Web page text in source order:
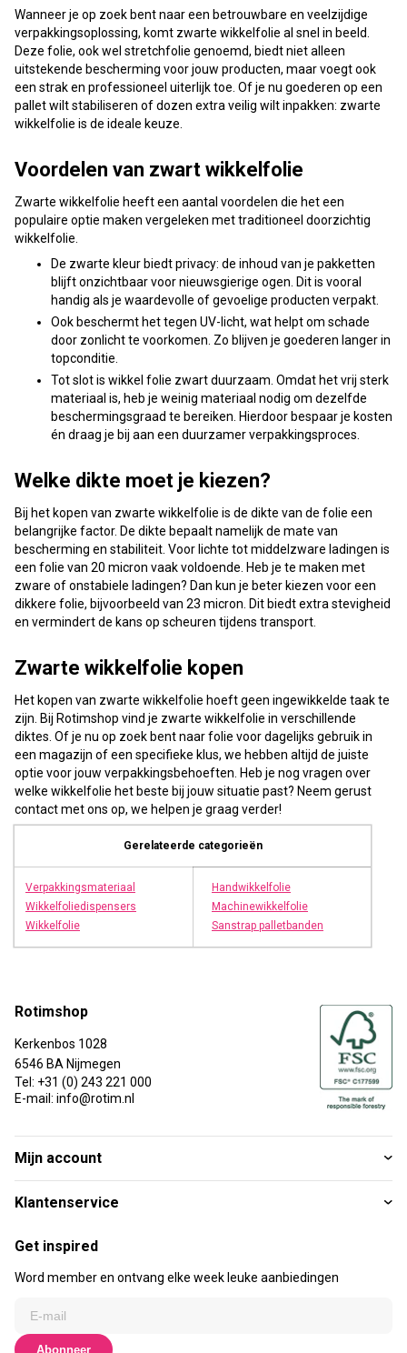
Wanneer je op zoek bent naar een betrouwbare en veelzijdige
verpakkingsoplossing, komt zwarte wikkelfolie al snel in beeld.
Deze folie, ook wel stretchfolie genoemd, biedt niet alleen
uitstekende bescherming voor jouw producten, maar voegt ook
een strak en professioneel uiterlijk toe. Of je nu goederen op een
pallet wilt stabiliseren of dozen extra veilig wilt inpakken: zwarte
wikkelfolie is de ideale keuze.
Voordelen van zwart wikkelfolie
Zwarte wikkelfolie heeft een aantal voordelen die het een
populaire optie maken vergeleken met traditioneel doorzichtig
wikkelfolie.
De zwarte kleur biedt privacy: de inhoud van je pakketten
blijft onzichtbaar voor nieuwsgierige ogen. Dit is vooral
handig als je waardevolle of gevoelige producten verpakt.
Ook beschermt het tegen UV-licht, wat helpt om schade
door zonlicht te voorkomen. Zo blijven je goederen langer in
topconditie.
Tot slot is wikkel folie zwart duurzaam. Omdat het vrij sterk
materiaal is, heb je weinig materiaal nodig om dezelfde
beschermingsgraad te bereiken. Hierdoor bespaar je kosten
én draag je bij aan een duurzamer verpakkingsproces.
Welke dikte moet je kiezen?
Bij het kopen van zwarte wikkelfolie is de dikte van de folie een
belangrijke factor. De dikte bepaalt namelijk de mate van
bescherming en stabiliteit. Voor lichte tot middelzware ladingen is
een folie van 20 micron vaak voldoende. Heb je te maken met
zware of onstabiele ladingen? Dan kun je beter kiezen voor een
dikkere folie, bijvoorbeeld van 23 micron. Dit biedt extra stevigheid
en vermindert de kans op scheuren tijdens transport.
Zwarte wikkelfolie kopen
Het kopen van zwarte wikkelfolie hoeft geen ingewikkelde taak te
zijn. Bij Rotimshop vind je zwarte wikkelfolie in verschillende
diktes. Of je nu op zoek bent naar folie voor dagelijks gebruik in
een magazijn of een specifieke klus, we hebben altijd de juiste
optie voor jouw verpakkingsbehoeften. Heb je nog vragen over
welke wikkelfolie het beste bij jouw situatie past? Neem gerust
contact met ons op, we helpen je graag verder!
Gerelateerde categorieën
Verpakkingsmateriaal
Wikkelfoliedispensers
Wikkelfolie
Handwikkelfolie
Machinewikkelfolie
Sanstrap palletbanden
Rotimshop
Kerkenbos 1028
6546 BA Nijmegen
Tel: +31 (0) 243 221 000
E-mail: info@rotim.nl
Mijn account
Klantenservice
Get inspired
Word member en ontvang elke week leuke aanbiedingen
Abonneer